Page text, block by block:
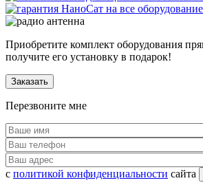
Приобретите комплект оборудования
получите его установку в подарок!
Заказать
Перезвоните мне
с политикой конфиденциальности сайта